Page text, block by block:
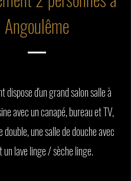
Angoulême
dispose d'un grand salon salle à
avec un canapé, bureau et TV,
double, une salle de douche avec
un lave linge / sèche linge.